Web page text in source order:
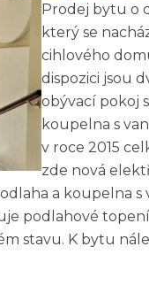
Prodej bytu o
který se
cihlového
dispozici jsou
obývací pokoj
koupelna s
v roce 2015
zde nová
a koupelna s
podlahové
stavu. K bytu